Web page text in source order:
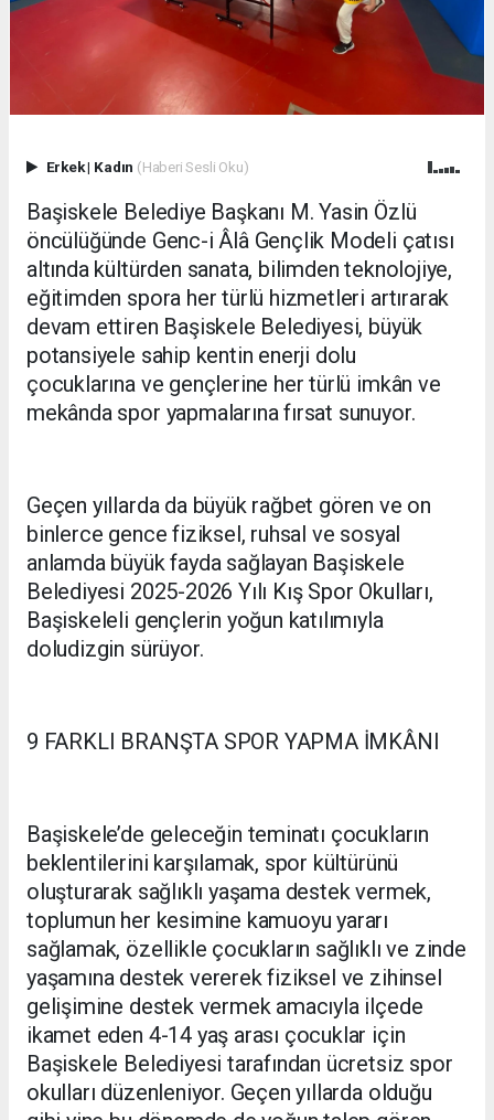
Erkek| Kadın (Haberi Sesli Oku)
Başiskele Belediye Başkanı M. Yasin Özlü
öncülüğünde Genc-i Âlâ Gençlik Modeli çatısı
altında kültürden sanata, bilimden teknolojiye,
eğitimden spora her türlü hizmetleri artırarak
devam ettiren Başiskele Belediyesi, büyük
potansiyele sahip kentin enerji dolu
çocuklarına ve gençlerine her türlü imkân ve
mekânda spor yapmalarına fırsat sunuyor.
Geçen yıllarda da büyük rağbet gören ve on
binlerce gence fiziksel, ruhsal ve sosyal
anlamda büyük fayda sağlayan Başiskele
Belediyesi 2025-2026 Yılı Kış Spor Okulları,
Başiskeleli gençlerin yoğun katılımıyla
doludizgin sürüyor.
9 FARKLI BRANŞTA SPOR YAPMA İMKÂNI
Başiskele’de geleceğin teminatı çocukların
beklentilerini karşılamak, spor kültürünü
oluşturarak sağlıklı yaşama destek vermek,
toplumun her kesimine kamuoyu yararı
sağlamak, özellikle çocukların sağlıklı ve zinde
yaşamına destek vererek fiziksel ve zihinsel
gelişimine destek vermek amacıyla ilçede
ikamet eden 4-14 yaş arası çocuklar için
Başiskele Belediyesi tarafından ücretsiz spor
okulları düzenleniyor. Geçen yıllarda olduğu